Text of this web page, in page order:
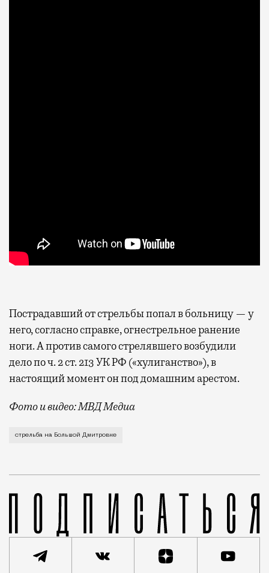
Пострадавший от стрельбы попал в больницу — у
него, согласно справке, огнестрельное ранение
ноги. А против самого стрелявшего возбудили
дело по ч. 2 ст. 213 УК РФ («хулиганство»), в
настоящий момент он под домашним арестом.
Фото и видео: МВД Медиа
Мужчину с травматическим пистолетом
стрельба на Большой Дмитровке